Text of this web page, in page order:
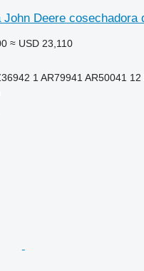
Deere cosechadora
≈ USD 23,110
1 AR79941 AR50041